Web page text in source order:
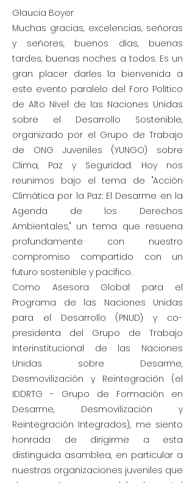
Glaucia Boyer
Muchas gracias, excelencias, señoras
y señores, buenos días, buenas
tardes, buenas noches a todos. Es un
gran placer darles la bienvenida a
este evento paralelo del Foro Político
de Alto Nivel de las Naciones Unidas
sobre el Desarrollo Sostenible,
organizado por el Grupo de Trabajo
de ONG Juveniles (YUNGO) sobre
Clima, Paz y Seguridad. Hoy nos
reunimos bajo el tema de "Acción
Climática por la Paz: El Desarme en la
Agenda de los Derechos
Ambientales," un tema que resuena
profundamente con nuestro
compromiso compartido con un
futuro sostenible y pacífico.
Como Asesora Global para el
Programa de las Naciones Unidas
para el Desarrollo (PNUD) y co-
presidenta del Grupo de Trabajo
Interinstitucional de las Naciones
Unidas sobre Desarme,
Desmovilización y Reintegración (el
IDDRTG - Grupo de Formación en
Desarme, Desmovilización y
Reintegración Integrados), me siento
honrada de dirigirme a esta
distinguida asamblea, en particular a
nuestras organizaciones juveniles que